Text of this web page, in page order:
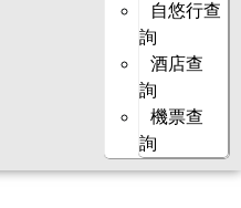
自悠行查
詢
酒店查
詢
機票查
詢